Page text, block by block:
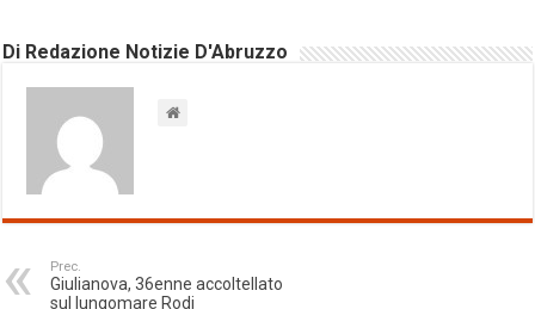
Di Redazione Notizie D'Abruzzo
Prec.
Giulianova, 36enne accoltellato
sul lungomare Rodi